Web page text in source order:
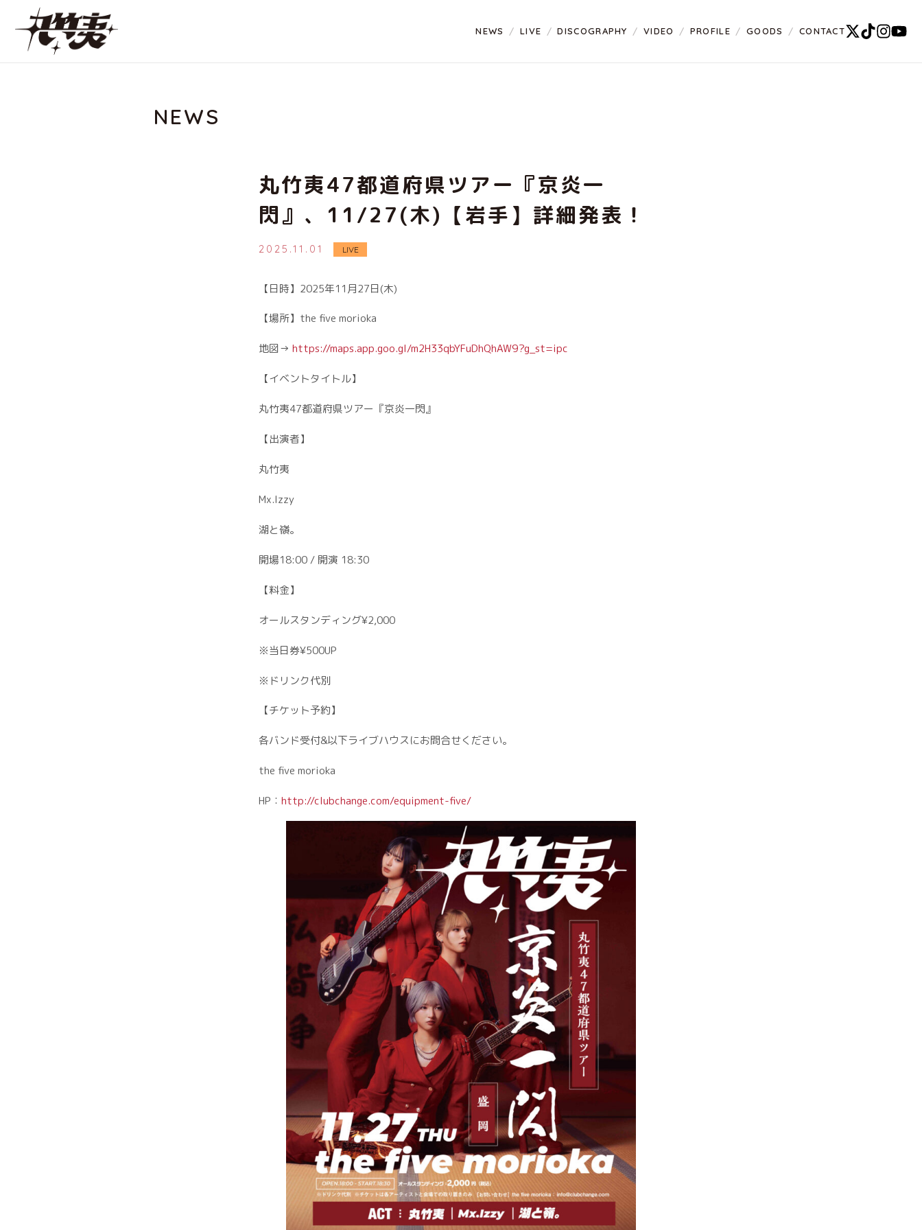
NEWS LIVE DISCOGRAPHY VIDEO PROFILE GOODS CONTACT
NEWS
丸竹夷47都道府県ツアー『京炎一
閃』、11/27(木)【岩手】詳細発表！
2025.11.01 LIVE
【日時】2025年11月27日(木)
【場所】the five morioka
地図→ https://maps.app.goo.gl/m2H33qbYFuDhQhAW9?g_st=ipc
【イベントタイトル】
丸竹夷47都道府県ツアー『京炎一閃』
【出演者】
丸竹夷
Mx.Izzy
湖と嶺。
開場18:00 / 開演 18:30
【料金】
オールスタンディング¥2,000
※当日券¥500UP
※ドリンク代別
【チケット予約】
各バンド受付&以下ライブハウスにお問合せください。
the five morioka
HP：http://clubchange.com/equipment-five/